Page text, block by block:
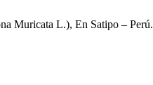
Muricata L.), En Satipo – Perú.